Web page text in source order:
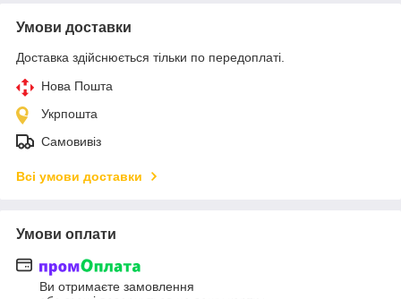
Умови доставки
Доставка здійснюється тільки по передоплаті.
Нова Пошта
Укрпошта
Самовивіз
Всі умови доставки
Умови оплати
Ви отримаєте замовлення